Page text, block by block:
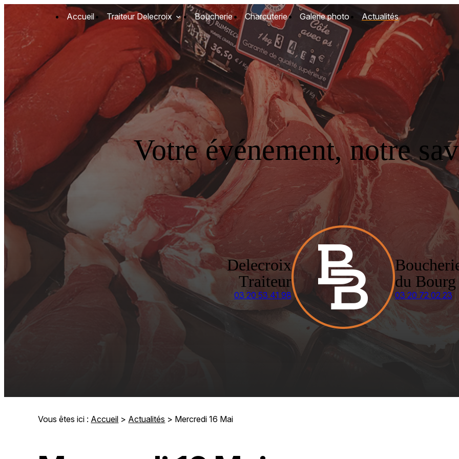
Accueil Traiteur Delecroix Boucherie Charcuterie Galerie photo Actualités
Votre événement, notre
Delecroix
Traiteur
03 20 53 41 98
du Bourg
03 20 72 02 23
Vous êtes ici : Accueil > Actualités > Mercredi 16 Mai
Panneau de gestion des cookies